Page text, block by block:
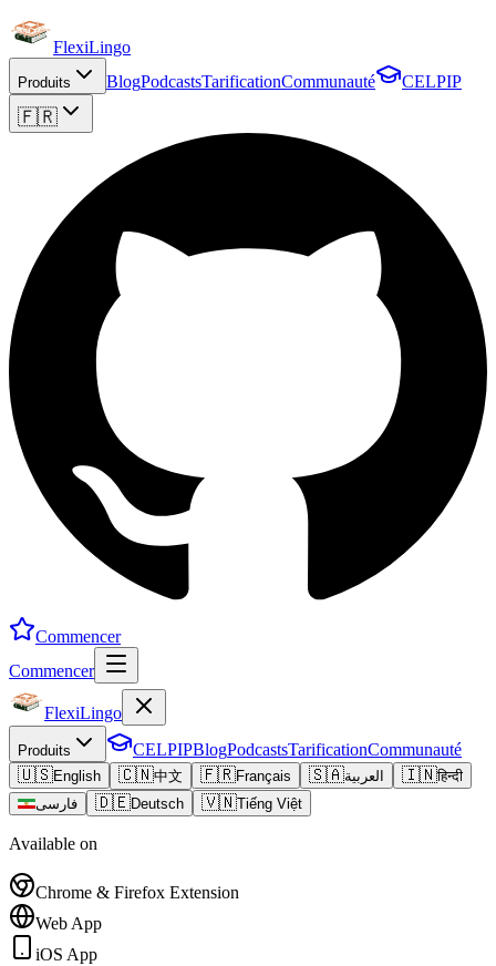
FlexiLingo
Produits BlogPodcastsTarificationCommunauté CELPIP
🇫🇷
Commencer
Commencer
FlexiLingo
Produits CELPIPBlogPodcastsTarificationCommunauté
🇺🇸English 🇨🇳中文 🇫🇷Français 🇸🇦العربية 🇮🇳हिन्दी
فارسی
🇩🇪Deutsch 🇻🇳Tiếng Việt
Available on
Chrome & Firefox Extension
Web App
iOS App